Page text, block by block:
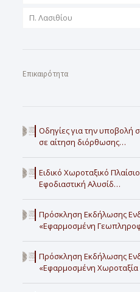
Π. Λασιθίου
Επικαιρότητα
Οδηγίες για την υποβολή
σε αίτηση διόρθωσης…
Ειδικό Χωροταξικό
Εφοδιαστική Αλυσίδ…
Πρόσκληση Εκδήλωσης
«Εφαρμοσμένη
Πρόσκληση Εκδήλωσης
«Εφαρμοσμένη